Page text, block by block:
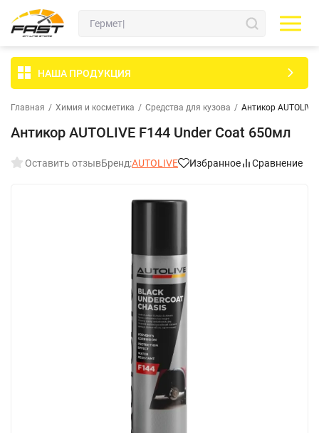
НАША ПРОДУКЦИЯ
Главная / Химия и косметика / Средства для кузова / Антикор
Антикор AUTOLIVE F144 Under Coat 650мл
Оставить отзывБренд:AUTOLIVE Избранное Сравнение